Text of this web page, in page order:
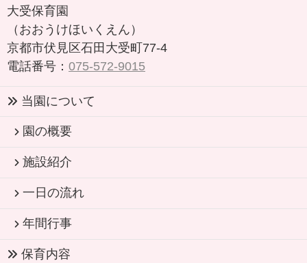
大受保育園
（おおうけほいくえん）
京都市伏見区石田大受町77-4
電話番号： 075-572-9015
当園について
園の概要
施設紹介
一日の流れ
年間行事
保育内容